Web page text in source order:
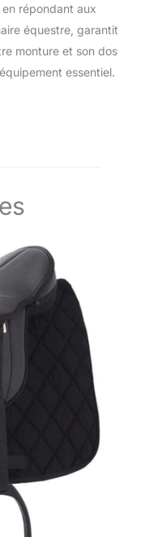
répondant aux
équestre, garantit
monture et son dos
essentiel.